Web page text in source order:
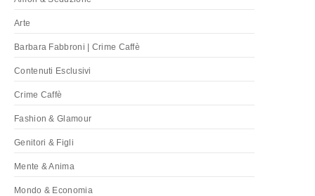
Arte
Barbara Fabbroni | Crime Caffè
Contenuti Esclusivi
Crime Caffè
Fashion & Glamour
Genitori & Figli
Mente & Anima
Mondo & Economia